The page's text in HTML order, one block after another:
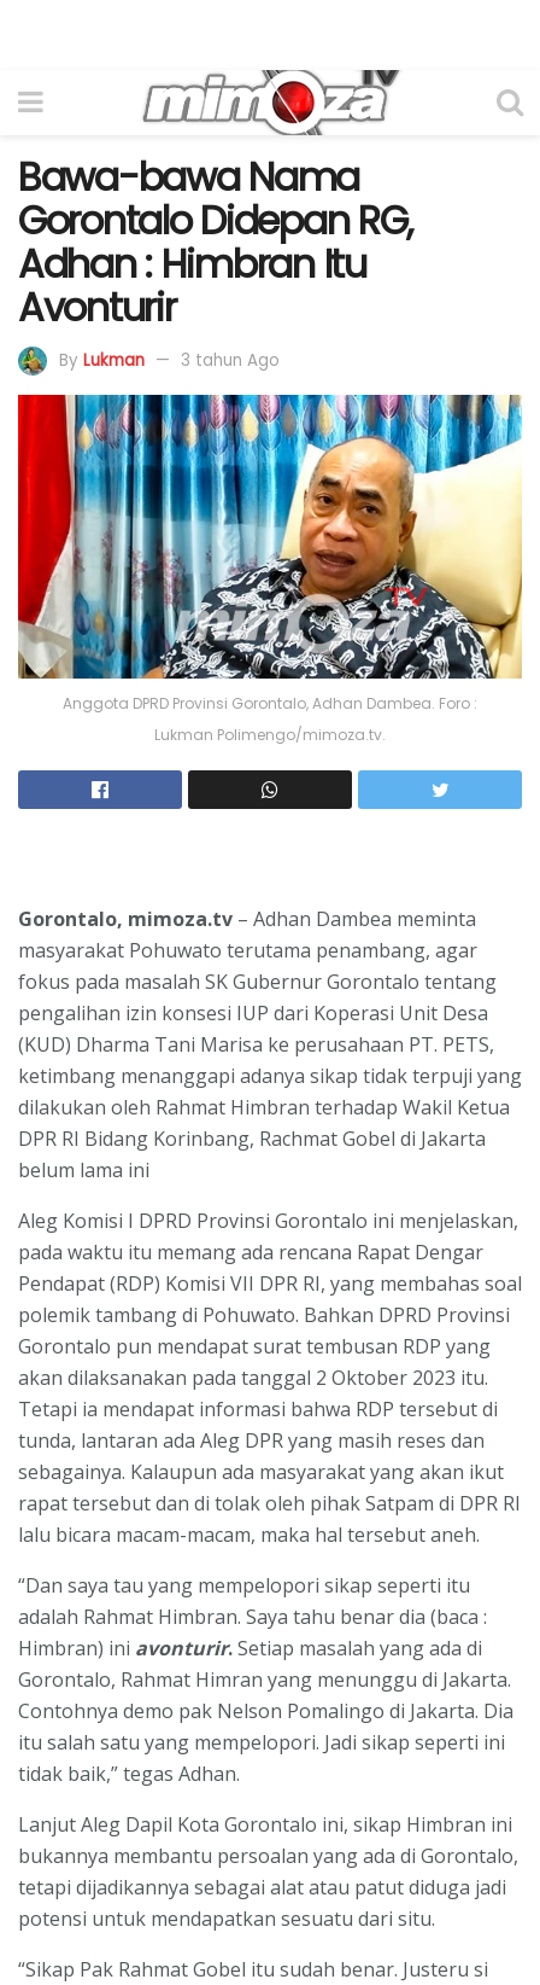
Bawa-bawa Nama
Gorontalo Didepan RG,
Adhan : Himbran Itu
Avonturir
By Lukman 3 tahun Ago
Anggota DPRD Provinsi Gorontalo, Adhan Dambea. Foro :
Lukman Polimengo/mimoza.tv.
Gorontalo, mimoza.tv – Adhan Dambea meminta
masyarakat Pohuwato terutama penambang, agar
fokus pada masalah SK Gubernur Gorontalo tentang
pengalihan izin konsesi IUP dari Koperasi Unit Desa
(KUD) Dharma Tani Marisa ke perusahaan PT. PETS,
ketimbang menanggapi adanya sikap tidak terpuji yang
dilakukan oleh Rahmat Himbran terhadap Wakil Ketua
DPR RI Bidang Korinbang, Rachmat Gobel di Jakarta
belum lama ini
Aleg Komisi I DPRD Provinsi Gorontalo ini menjelaskan,
pada waktu itu memang ada rencana Rapat Dengar
Pendapat (RDP) Komisi VII DPR RI, yang membahas soal
polemik tambang di Pohuwato. Bahkan DPRD Provinsi
Gorontalo pun mendapat surat tembusan RDP yang
akan dilaksanakan pada tanggal 2 Oktober 2023 itu.
Tetapi ia mendapat informasi bahwa RDP tersebut di
tunda, lantaran ada Aleg DPR yang masih reses dan
sebagainya. Kalaupun ada masyarakat yang akan ikut
rapat tersebut dan di tolak oleh pihak Satpam di DPR RI
lalu bicara macam-macam, maka hal tersebut aneh.
“Dan saya tau yang mempelopori sikap seperti itu
adalah Rahmat Himbran. Saya tahu benar dia (baca :
Himbran) ini avonturir.Setiap masalah yang ada di
Gorontalo, Rahmat Himran yang menunggu di Jakarta.
Contohnya demo pak Nelson Pomalingo di Jakarta. Dia
itu salah satu yang mempelopori. Jadi sikap seperti ini
tidak baik,” tegas Adhan.
Lanjut Aleg Dapil Kota Gorontalo ini, sikap Himbran ini
bukannya membantu persoalan yang ada di Gorontalo,
tetapi dijadikannya sebagai alat atau patut diduga jadi
potensi untuk mendapatkan sesuatu dari situ.
“Sikap Pak Rahmat Gobel itu sudah benar. Justeru si